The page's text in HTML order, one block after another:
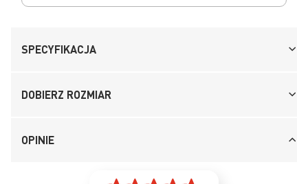
SPECYFIKACJA
DOBIERZ ROZMIAR
OPINIE